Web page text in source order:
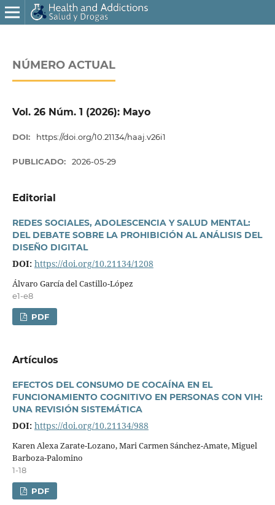
NÚMERO ACTUAL
Vol. 26 Núm. 1 (2026): Mayo
DOI: https://doi.org/10.21134/haaj.v26i1
PUBLICADO: 2026-05-29
Editorial
REDES SOCIALES, ADOLESCENCIA Y SALUD MENTAL:
DEL DEBATE SOBRE LA PROHIBICIÓN AL ANÁLISIS DEL
DISEÑO DIGITAL
DOI: https://doi.org/10.21134/1208
Álvaro Garcí­a del Castillo-López
e1-e8
PDF
Artí­culos
EFECTOS DEL CONSUMO DE COCAÍNA EN EL
FUNCIONAMIENTO COGNITIVO EN PERSONAS CON VIH:
UNA REVISIÓN SISTEMÁTICA
DOI: https://doi.org/10.21134/988
Karen Alexa Zarate-Lozano, Mari Carmen Sánchez-Amate, Miguel
Barboza-Palomino
1-18
PDF